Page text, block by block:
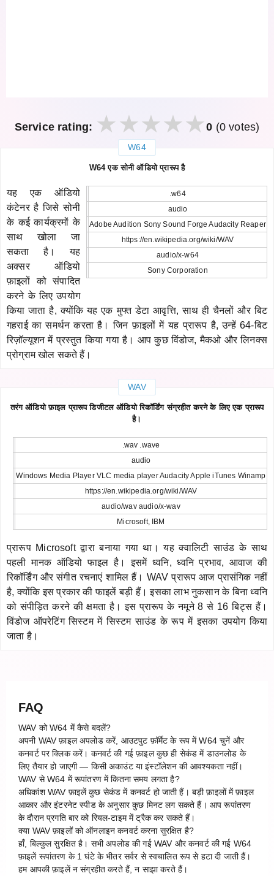
Service rating: 0 (0 votes)
W64
W64 एक सोनी ऑडियो प्रारूप है
.w64
audio
Adobe Audition Sony Sound Forge Audacity Reaper
https://en.wikipedia.org/wiki/WAV
audio/x-w64
Sony Corporation
यह एक ऑडियो
कंटेनर है जिसे सोनी
के कई कार्यक्रमों के
साथ खोला जा
सकता है। यह
अक्सर ऑडियो
फ़ाइलों को संपादित
करने के लिए उपयोग
किया जाता है, क्योंकि यह एक मुफ्त डेटा आवृत्ति, साथ ही चैनलों और बिट
गहराई का समर्थन करता है। जिन फ़ाइलों में यह प्रारूप है, उन्हें 64-बिट
रिज़ॉल्यूशन में प्रस्तुत किया गया है। आप कुछ विंडोज, मैकओ और लिनक्स
प्रोग्राम खोल सकते हैं।
WAV
तरंग ऑडियो फ़ाइल प्रारूप डिजीटल ऑडियो रिकॉर्डिंग संग्रहीत करने के लिए एक प्रारूप
है।
.wav .wave
audio
Windows Media Player VLC media player Audacity Apple iTunes Winamp
https://en.wikipedia.org/wiki/WAV
audio/wav audio/x-wav
Microsoft, IBM
प्रारूप Microsoft द्वारा बनाया गया था। यह क्वालिटी साउंड के साथ
पहली मानक ऑडियो फाइल है। इसमें ध्वनि, ध्वनि प्रभाव, आवाज की
रिकॉर्डिंग और संगीत रचनाएं शामिल हैं। WAV प्रारूप आज प्रासंगिक नहीं
है, क्योंकि इस प्रकार की फाइलें बड़ी हैं। इसका लाभ नुकसान के बिना ध्वनि
को संपीड़ित करने की क्षमता है। इस प्रारूप के नमूने 8 से 16 बिट्स हैं।
विंडोज ऑपरेटिंग सिस्टम में सिस्टम साउंड के रूप में इसका उपयोग किया
जाता है।
FAQ
WAV को W64 में कैसे बदलें?
अपनी WAV फ़ाइल अपलोड करें, आउटपुट फ़ॉर्मेट के रूप में W64 चुनें और
कनवर्ट पर क्लिक करें। कनवर्ट की गई फ़ाइल कुछ ही सेकंड में डाउनलोड के
लिए तैयार हो जाएगी — किसी अकाउंट या इंस्टॉलेशन की आवश्यकता नहीं।
WAV से W64 में रूपांतरण में कितना समय लगता है?
अधिकांश WAV फ़ाइलें कुछ सेकंड में कनवर्ट हो जाती हैं। बड़ी फ़ाइलों में फ़ाइल
आकार और इंटरनेट स्पीड के अनुसार कुछ मिनट लग सकते हैं। आप रूपांतरण
के दौरान प्रगति बार को रियल-टाइम में ट्रैक कर सकते हैं।
क्या WAV फ़ाइलों को ऑनलाइन कनवर्ट करना सुरक्षित है?
हाँ, बिल्कुल सुरक्षित है। सभी अपलोड की गई WAV और कनवर्ट की गई W64
फ़ाइलें रूपांतरण के 1 घंटे के भीतर सर्वर से स्वचालित रूप से हटा दी जाती हैं।
हम आपकी फ़ाइलें न संग्रहीत करते हैं, न साझा करते हैं।